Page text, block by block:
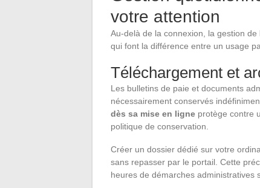
votre attention
Au-delà de la connexion, la gestion
qui font la différence entre un usage
Téléchargement et
Les bulletins de paie et documents
nécessairement conservés
dès sa mise en ligne protège contre
politique de conservation.
Créer un dossier dédié sur votre
sans repasser par le portail. Cette
heures de démarches administratives